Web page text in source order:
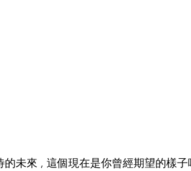
的未來 , 這個現在是你曾經期望的樣